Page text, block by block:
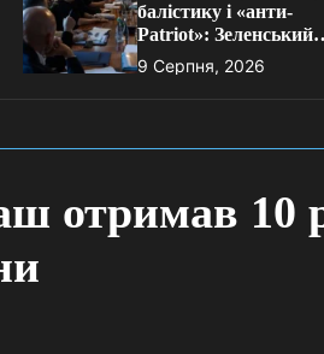
балістику і «анти-
Pаtriot»: Зеленський
назвав терміни
великих результатів
9 Серпня, 2026
отримав 10